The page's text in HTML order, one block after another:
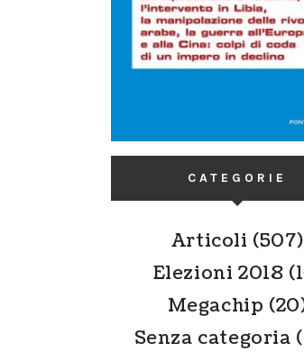
CATEGORIE
Articoli (507)
Elezioni 2018
Megachip
Senza categoria